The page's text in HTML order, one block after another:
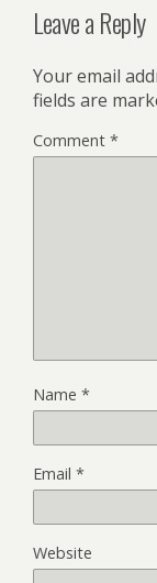
Leave a Reply
Your email
fields are
Comment *
Name *
Email *
Website